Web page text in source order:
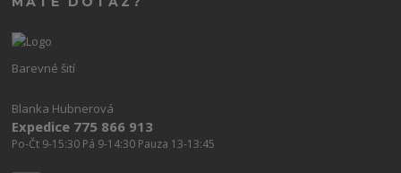
Barevné šití
Blanka Hubnerová
Expedice 775 866 913
Po-Čt 9-15:30 Pá 9-14:30 Pauza 13-13:45